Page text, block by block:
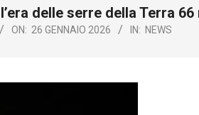
delle serre della Terra
ON: 26 GENNAIO 2026 IN: NEWS